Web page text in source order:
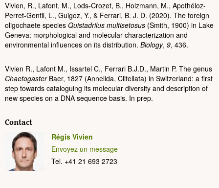
Vivien, R., Lafont, M., Lods-Crozet, B., Holzmann, M., Apothéloz-
Perret-Gentil, L., Guigoz, Y., & Ferrari, B. J. D. (2020). The foreign
oligochaete species Quistadrilus multisetosus (Smith, 1900) in Lake
Geneva: morphological and molecular characterization and
environmental influences on its distribution. Biology, 9, 436.
Vivien R., Lafont M., Issartel C., Ferrari B.J.D., Martin P. The genus
ChaetogasterBaer, 1827 (Annelida, Clitellata) in Switzerland: a first
step towards cataloguing its molecular diversity and description of
new species on a DNA sequence basis. In prep.
Contact
Régis Vivien
Envoyez un message
Tel. +41 21 693 2723